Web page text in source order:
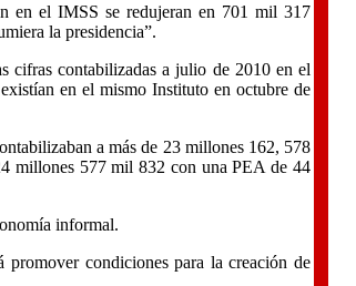
en el IMSS se redujeran en 701 mil 317
la presidencia”.
cifras contabilizadas a julio de 2010 en el
en el mismo Instituto en octubre de
a más de 23 millones 162, 578
millones 577 mil 832 con una PEA de 44
informal.
condiciones para la creación de